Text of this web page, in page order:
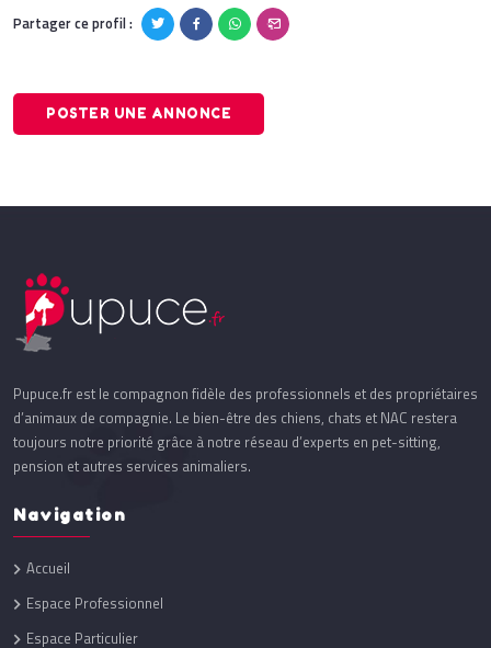
Partager ce profil :
POSTER UNE ANNONCE
Pupuce.fr est le compagnon fidèle des professionnels et des propriétaires
d’animaux de compagnie. Le bien-être des chiens, chats et NAC restera
toujours notre priorité grâce à notre réseau d’experts en pet-sitting,
pension et autres services animaliers.
Navigation
Accueil
Espace Professionnel
Espace Particulier